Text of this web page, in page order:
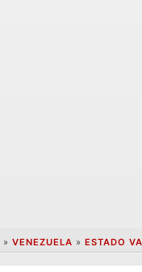
» VENEZUELA » ESTADO